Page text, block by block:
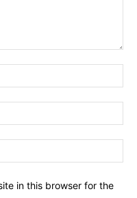
in this browser for the